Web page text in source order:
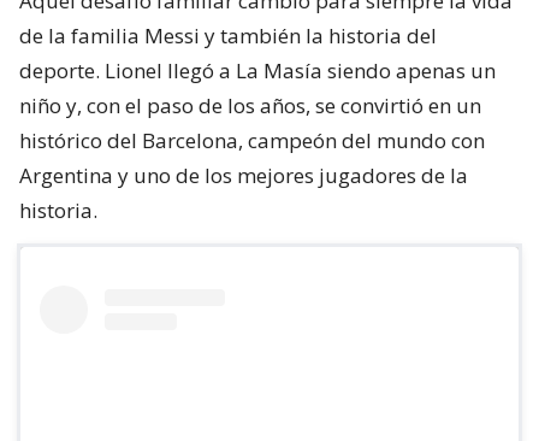
de la familia Messi y también la historia del
deporte. Lionel llegó a La Masía siendo apenas un
niño y, con el paso de los años, se convirtió en un
histórico del Barcelona, campeón del mundo con
Argentina y uno de los mejores jugadores de la
historia.